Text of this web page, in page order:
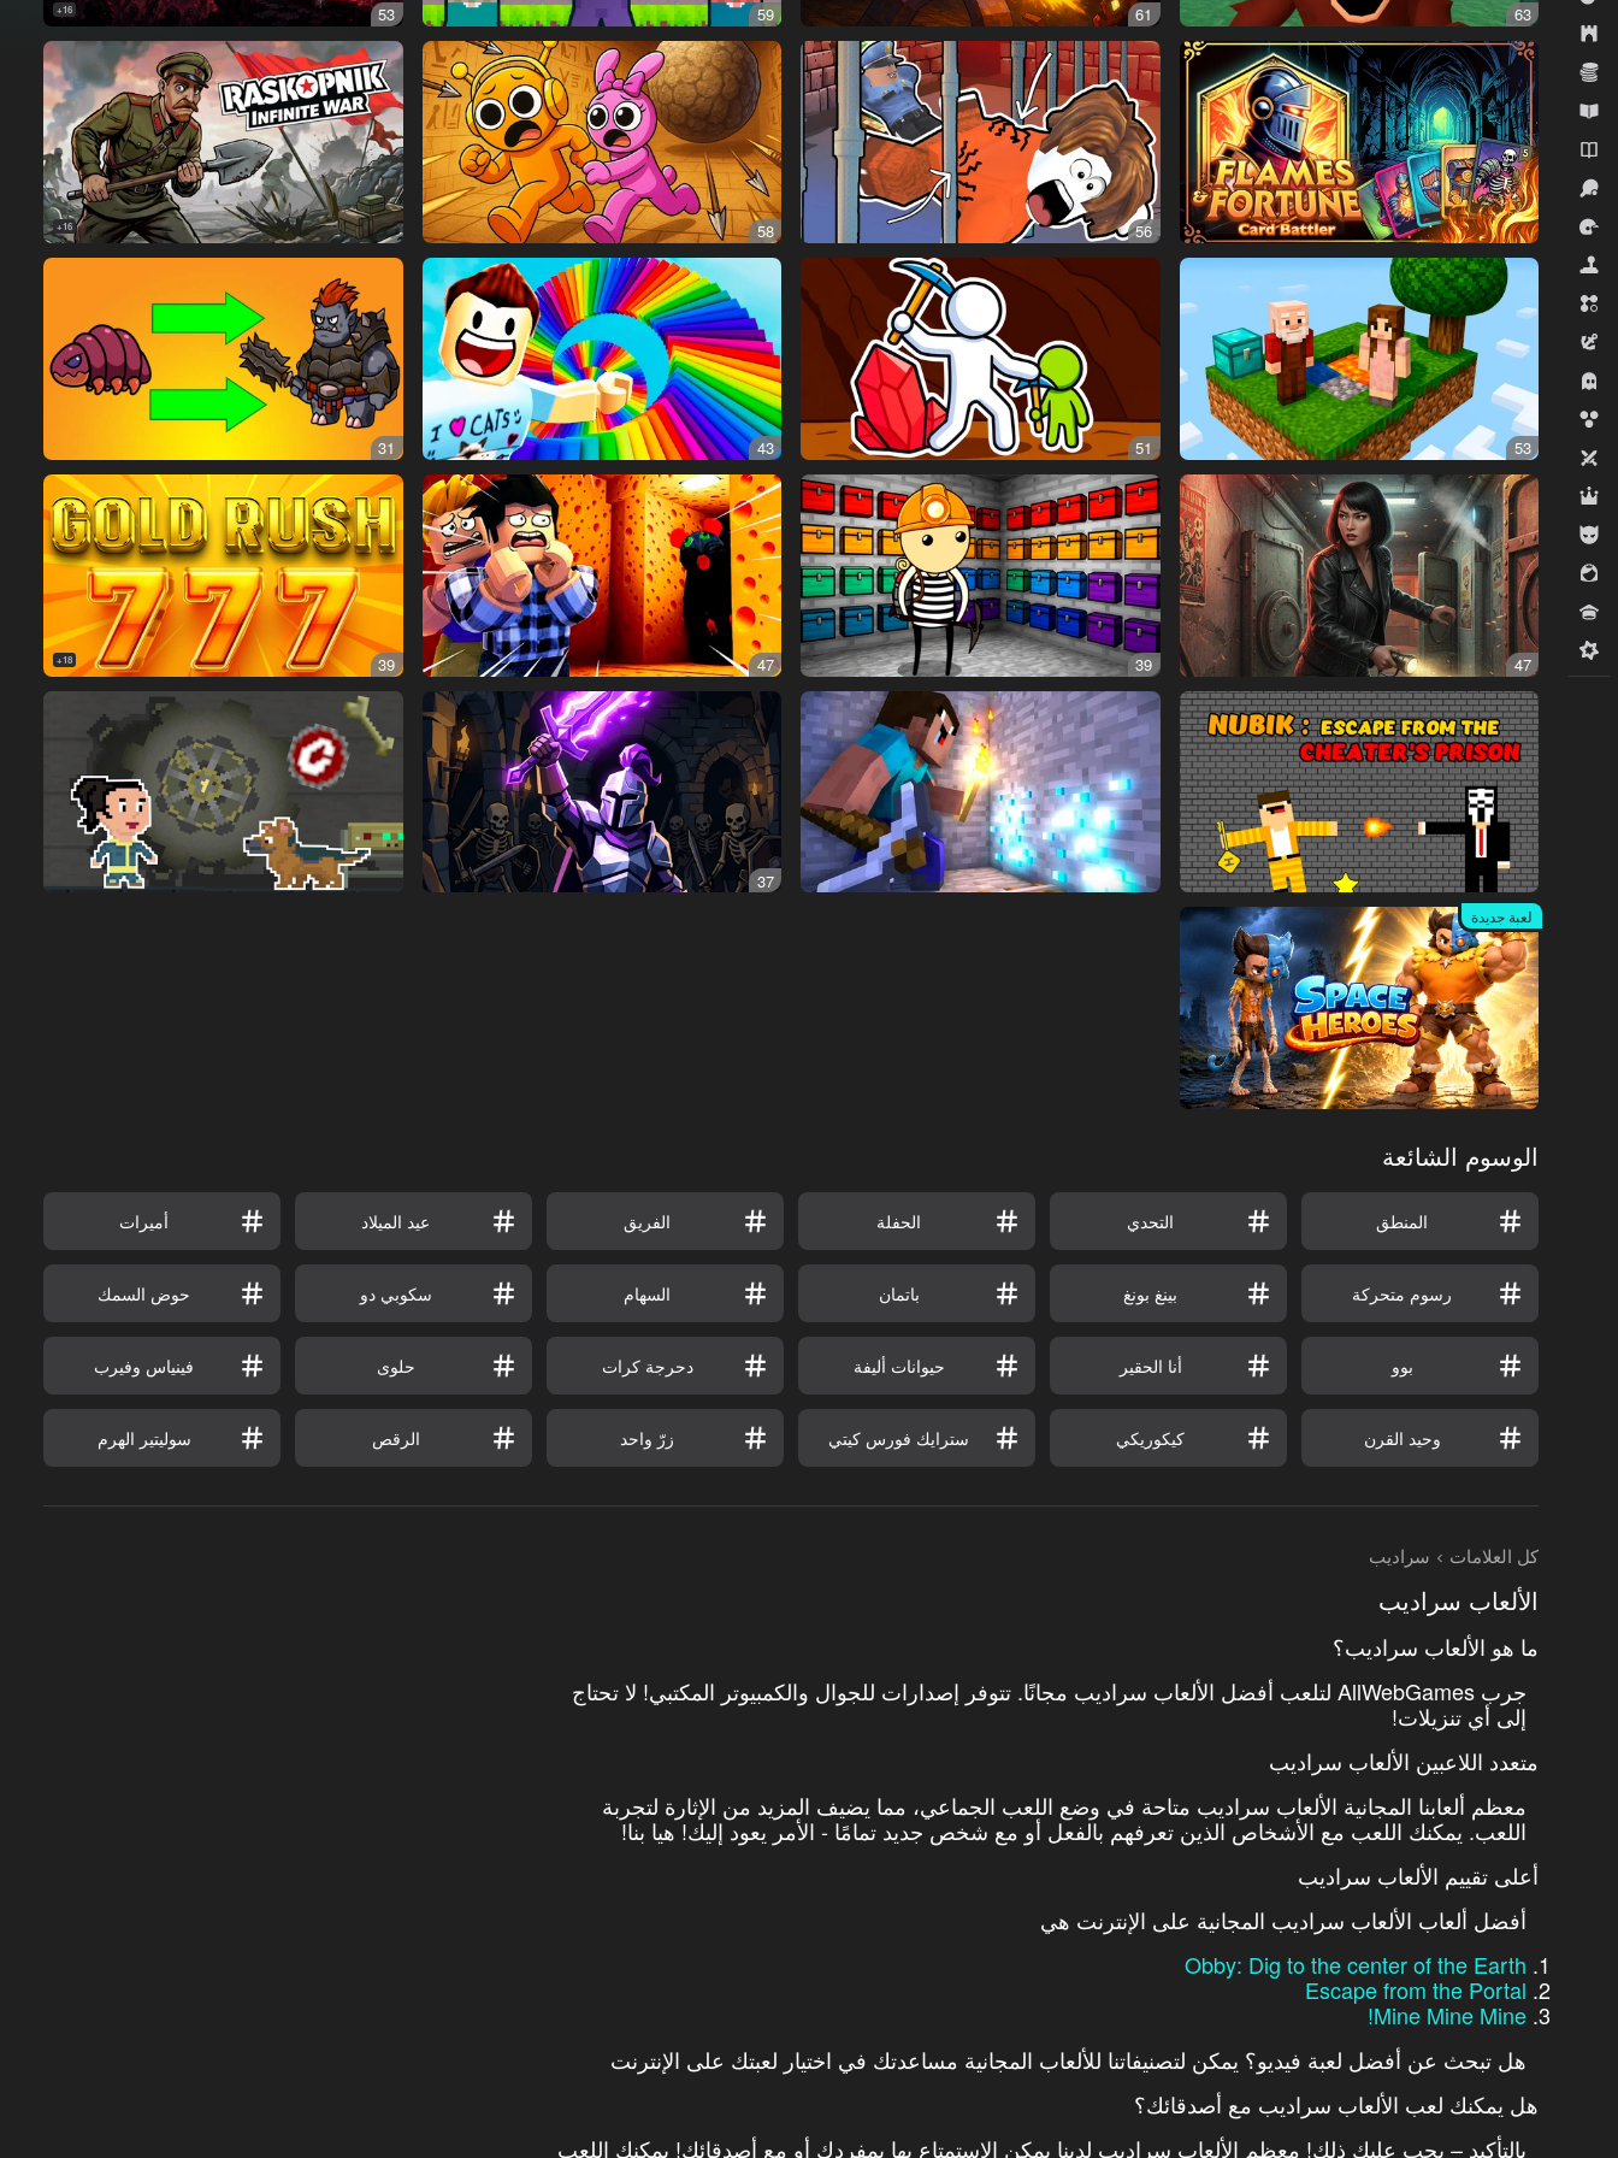
الاستراتيجية
الاقتصاد
التعليمية
الروايات
الرياضة
السباقات
المحاكيات
المطابقة الثلاثية
المغامرة
قاذفات الفقاعات
لاعبان
لعب الأدوار
للأولاد
للبنات
مسابقات
ميدكور
63
61
59
53
16+
56
58
16+
53
51
43
31
47
39
47
39
18+
37
لعبة جديدة
الوسوم الشائعة
المنطق التحدي الحفلة الفريق عيد الميلاد أميرات
رسوم متحركة بينغ بونغ باتمان السهام سكوبي دو حوض السمك
بوو أنا الحقير حيوانات أليفة دحرجة كرات حلوى فينياس وفيرب
وحيد القرن كيكوريكي سترايك فورس كيتي زرّ واحد الرقص سوليتير الهرم
كل العلامات سراديب
الألعاب سراديب
ما هو الألعاب سراديب؟
جرب AllWebGames لتلعب أفضل الألعاب سراديب مجانًا. تتوفر إصدارات للجوال والكمبيوتر المكتبي! لا تحتاج
إلى أي تنزيلات!
متعدد اللاعبين الألعاب سراديب
معظم ألعابنا المجانية الألعاب سراديب متاحة في وضع اللعب الجماعي، مما يضيف المزيد من الإثارة لتجربة
اللعب. يمكنك اللعب مع الأشخاص الذين تعرفهم بالفعل أو مع شخص جديد تمامًا - الأمر يعود إليك! هيا بنا!
أعلى تقييم الألعاب سراديب
أفضل ألعاب الألعاب سراديب المجانية على الإنترنت هي
Obby: Dig to the center of the Earth
Escape from the Portal
Mine Mine Mine!
هل تبحث عن أفضل لعبة فيديو؟ يمكن لتصنيفاتنا للألعاب المجانية مساعدتك في اختيار لعبتك على الإنترنت
هل يمكنك لعب الألعاب سراديب مع أصدقائك؟
بالتأكيد – يجب عليك ذلك! معظم الألعاب سراديب لدينا يمكن الاستمتاع بها بمفردك أو مع أصدقائك! يمكنك اللعب